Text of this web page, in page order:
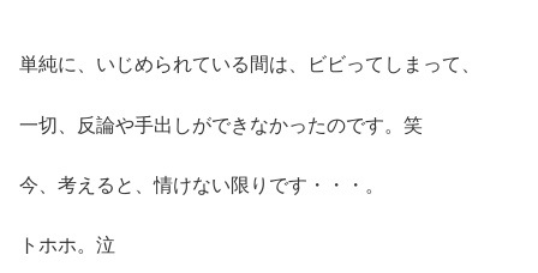
単純に、いじめられている間は、ビビってしまって、
一切、反論や手出しができなかったのです。笑
今、考えると、情けない限りです・・・。
トホホ。泣